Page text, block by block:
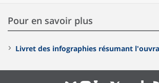
Pour en savoir plus
Livret des infographies résumant